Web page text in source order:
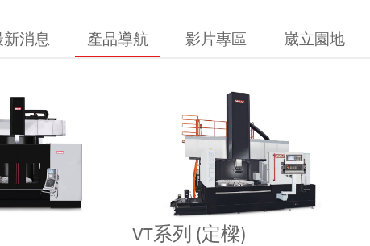
新消息 產品導航 影片專區 崴立園地
VT系列 (定樑)